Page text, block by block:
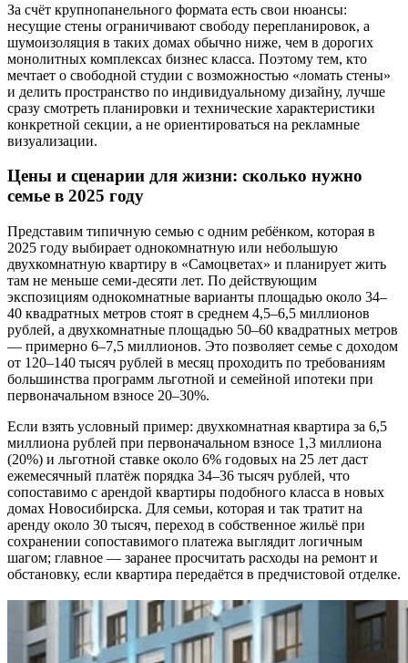
За счёт крупнопанельного формата есть свои нюансы:
несущие стены ограничивают свободу перепланировок, а
шумоизоляция в таких домах обычно ниже, чем в дорогих
монолитных комплексах бизнес класса. Поэтому тем, кто
мечтает о свободной студии с возможностью «ломать стены»
и делить пространство по индивидуальному дизайну, лучше
сразу смотреть планировки и технические характеристики
конкретной секции, а не ориентироваться на рекламные
визуализации.
Цены и сценарии для жизни: сколько нужно
семье в 2025 году
Представим типичную семью с одним ребёнком, которая в
2025 году выбирает однокомнатную или небольшую
двухкомнатную квартиру в «Самоцветах» и планирует жить
там не меньше семи-десяти лет. По действующим
экспозициям однокомнатные варианты площадью около 34–
40 квадратных метров стоят в среднем 4,5–6,5 миллионов
рублей, а двухкомнатные площадью 50–60 квадратных метров
— примерно 6–7,5 миллионов. Это позволяет семье с доходом
от 120–140 тысяч рублей в месяц проходить по требованиям
большинства программ льготной и семейной ипотеки при
первоначальном взносе 20–30%.
Если взять условный пример: двухкомнатная квартира за 6,5
миллиона рублей при первоначальном взносе 1,3 миллиона
(20%) и льготной ставке около 6% годовых на 25 лет даст
ежемесячный платёж порядка 34–36 тысяч рублей, что
сопоставимо с арендой квартиры подобного класса в новых
домах Новосибирска. Для семьи, которая и так тратит на
аренду около 30 тысяч, переход в собственное жильё при
сохранении сопоставимого платежа выглядит логичным
шагом; главное — заранее просчитать расходы на ремонт и
обстановку, если квартира передаётся в предчистовой отделке.